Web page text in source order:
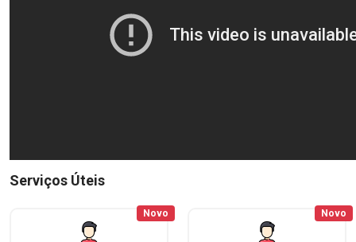
Serviços Úteis
Novo Novo